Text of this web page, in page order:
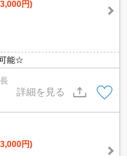
円)
能☆
詳細を見る
円)